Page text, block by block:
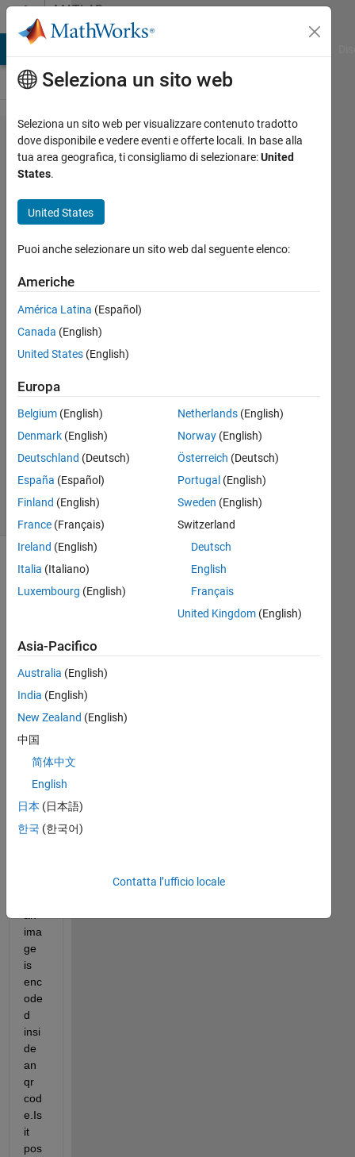
Vai al contenutoMATLAB
Answers
Can
psnr be
any type
images?
Anushka
1 Ago
2015
Risposta
22 Ott
2015
15
Visualizzazioni
(30 giorni)
Ca
n
r be
use
for
any
typ
ima
ge
is
enc
ode
d
insi
de
an
qr
cod
e.Is
it
pos
Seleziona un sito web
Seleziona un sito web per visualizzare contenuto tradotto
dove disponibile e vedere eventi e offerte locali. In base alla
tua area geografica, ti consigliamo di selezionare:United
States.
United States
Puoi anche selezionare un sito web dal seguente elenco:
Americhe
América Latina (Español)
Canada (English)
United States (English)
Europa
Belgium (English)
Denmark (English)
Deutschland (Deutsch)
España (Español)
Finland (English)
France (Français)
Ireland (English)
Italia (Italiano)
Luxembourg (English)
Netherlands(English)
Norway(English)
Österreich (Deutsch)
Portugal (English)
Sweden (English)
Switzerland
Deutsch
English
Français
United Kingdom(English)
Asia-Pacifico
Australia (English)
India (English)
New Zealand (English)
中国
简体中文
English
日本 (日本語)
한국 (한국어)
Contatta l’ufficio locale